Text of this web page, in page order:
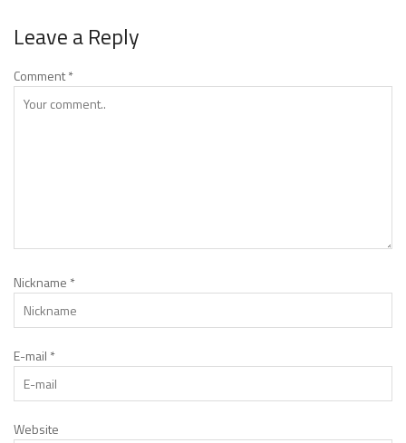
Leave a Reply
Comment*
Nickname *
E-mail *
Website